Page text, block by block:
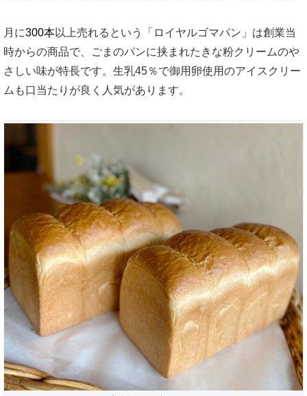
月に300本以上売れるという「ロイヤルゴマパン」は創業当
時からの商品で、ごまのパンに挟まれたきな粉クリームのや
さしい味が特長です。生乳45％で御用卵使用のアイスクリー
ムも口当たりが良く人気があります。